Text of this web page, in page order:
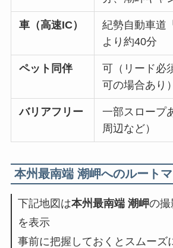
車（高速IC）
紀勢自動車道
より約40分
ペット同伴
可（リード必
可の場合あり）
バリアフリー
一部スロープ
周辺など）
本州最南端 潮岬へのルート
下記地図は本州最南端 潮岬の撮
を表示
事前に把握しておくとスムーズ